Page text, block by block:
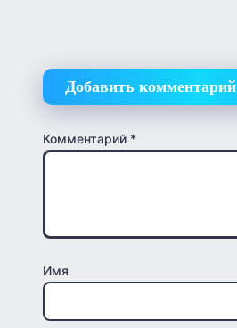
Добавить комментарий
Комментарий *
Имя